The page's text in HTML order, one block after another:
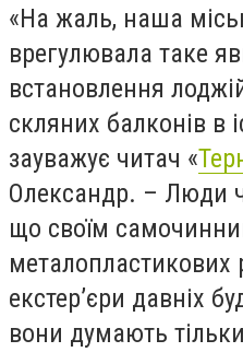
«На жаль, наша
врегулювала таке
встановлення
скляних балконів в
зауважує читач «
Олександр. – Люди
що своїм
екстер’єри давніх
вони думають